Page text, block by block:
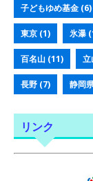
子どもゆめ基金 (6)
東京 (1) 氷瀑
百名山 (11) 立
長野 (7) 静岡
リンク